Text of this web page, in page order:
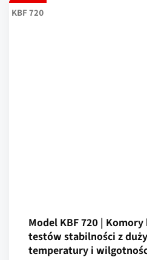
KBF 720
Model KBF 720 |
testów stabilności z
temperatury i